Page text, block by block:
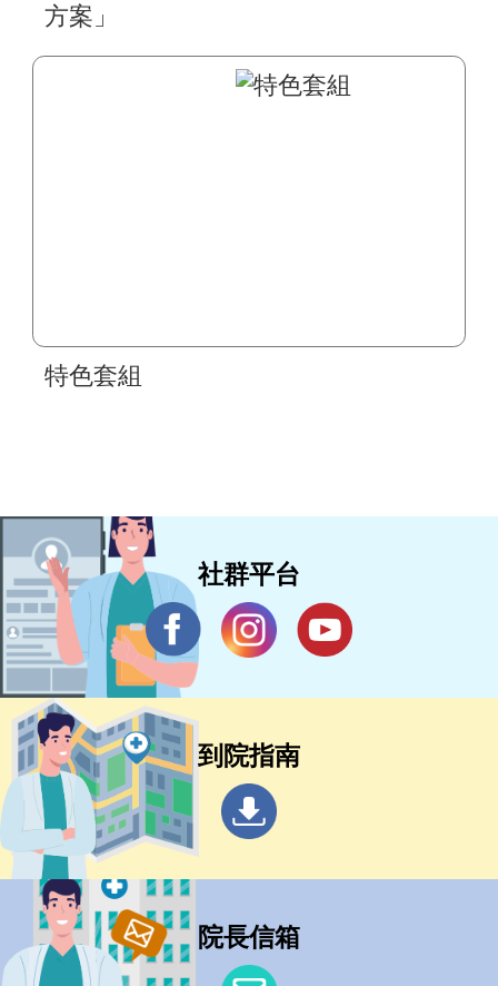
方案」
特色套組
社群平台
到院指南
院長信箱